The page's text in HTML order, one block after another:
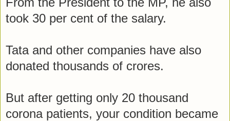
took 30 per cent of the salary.
Tata and other companies have also
donated thousands of crores.
But after getting only 20 thousand
corona patients, your condition became